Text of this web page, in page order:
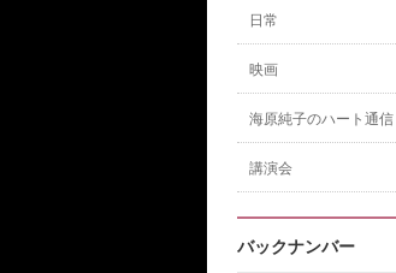
日常
映画
海原純子のハート通信
講演会
バックナンバー